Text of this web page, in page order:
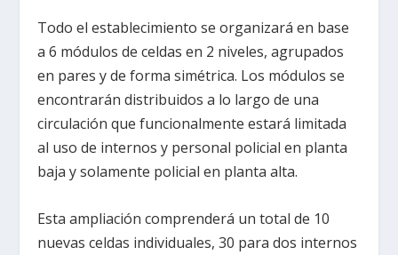
Todo el establecimiento se organizará en base
a 6 módulos de celdas en 2 niveles, agrupados
en pares y de forma simétrica. Los módulos se
encontrarán distribuidos a lo largo de una
circulación que funcionalmente estará limitada
al uso de internos y personal policial en planta
baja y solamente policial en planta alta.
Esta ampliación comprenderá un total de 10
nuevas celdas individuales, 30 para dos internos